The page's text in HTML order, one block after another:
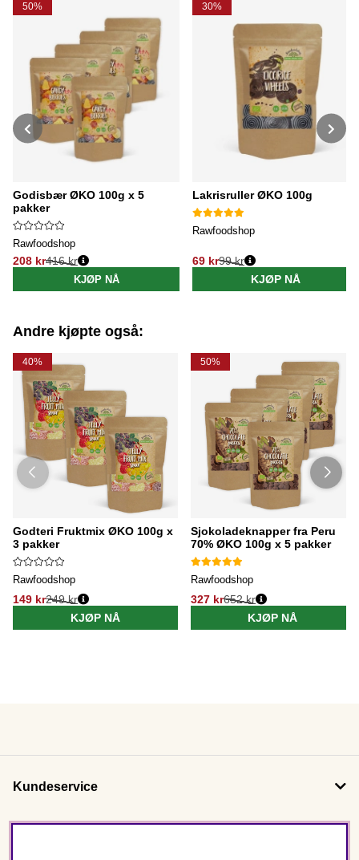
50%
Godisbær ØKO 100g x 5
pakker
Rawfoodshop
208 kr
Vanlig pris:
416 kr
KJØP NÅ
30%
Lakrisruller ØKO 100g
Rawfoodshop
69 kr
Vanlig pris:
99 kr
KJØP NÅ
Andre kjøpte også:
40%
Godteri Fruktmix ØKO 100g x
3 pakker
Rawfoodshop
149 kr249 kr
KJØP NÅ
50%
Sjokoladeknapper fra Peru
70% ØKO 100g x 5 pakker
Rawfoodshop
327 kr652 kr
KJØP NÅ
Kundeservice